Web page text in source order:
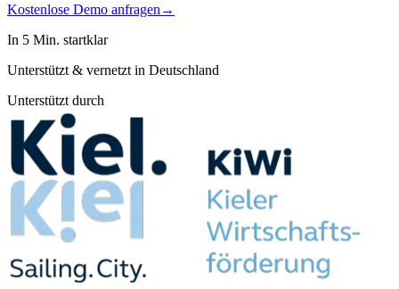
Kostenlose Demo anfragen →
In 5 Min. startklar
Unterstützt & vernetzt in Deutschland
Unterstützt durch